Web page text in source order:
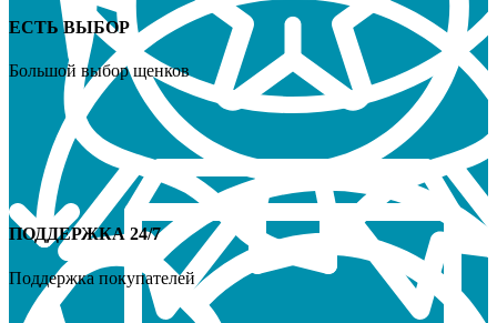
ЕСТЬ ВЫБОР
Большой выбор щенков
ПОДДЕРЖКА 24/7
Поддержка покупателей